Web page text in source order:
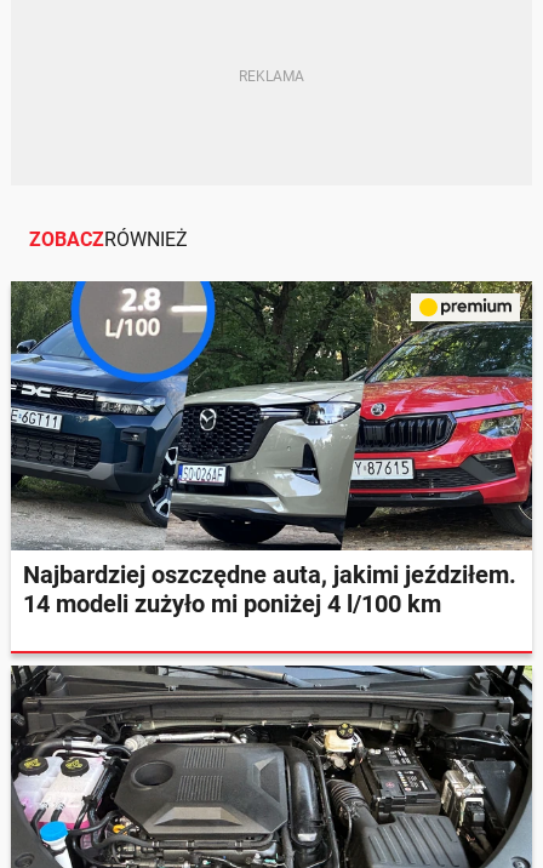
ZOBACZRÓWNIEŻ
Najbardziej oszczędne auta, jakimi jeździłem.
14 modeli zużyło mi poniżej 4 l/100 km